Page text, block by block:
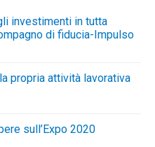
investimenti in tutta
di fiducia-Impulso
propria attività lavorativa
sull’Expo 2020